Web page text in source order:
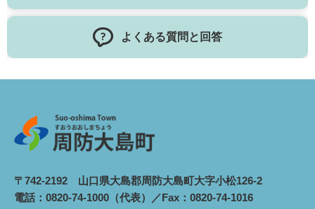
よくある質問と回答
〒742-2192 山口県大島郡周防大島町大字小松126-2
電話：0820-74-1000（代表）／Fax：0820-74-1016